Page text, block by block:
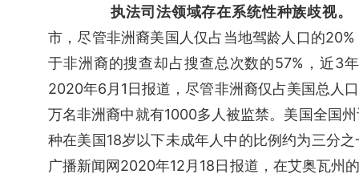
执法司法领域存在系统性种族歧视。
市，尽管非洲裔美国人仅占当地驾龄人口的
于非洲裔的搜查却占搜查总次数的57%，近3
2020年6月1日报道，尽管非洲裔仅占美国总人
万名非洲裔中就有1000多人被监禁。美国全国
种在美国18岁以下未成年人中的比例约为三分
广播新闻网2020年12月18日报道，在艾奥瓦州